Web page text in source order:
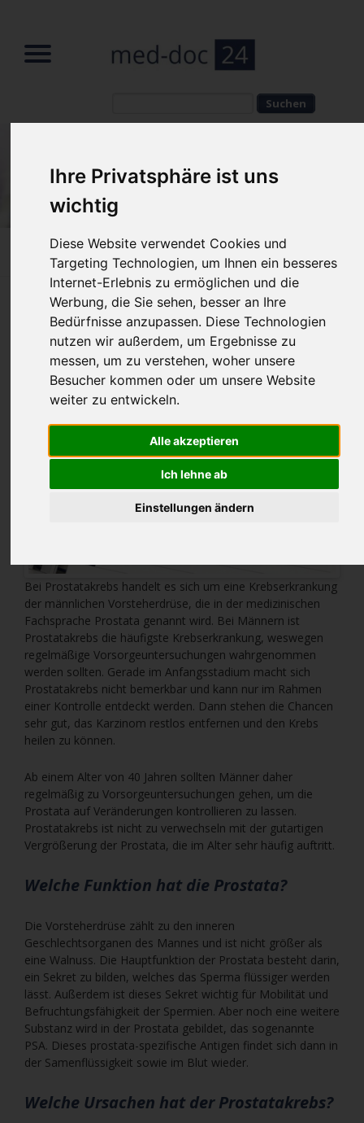
Ihre Privatsphäre ist uns
wichtig
Diese Website verwendet Cookies und
Targeting Technologien, um Ihnen ein besseres
Internet-Erlebnis zu ermöglichen und die
Werbung, die Sie sehen, besser an Ihre
Bedürfnisse anzupassen. Diese Technologien
nutzen wir außerdem, um Ergebnisse zu
messen, um zu verstehen, woher unsere
Besucher kommen oder um unsere Website
weiter zu entwickeln.
Alle akzeptieren
Ich lehne ab
Einstellungen ändern
Fachbereiche » Urologe Prostatakrebs
Prostatakrebs - Symptome &
Behandlung einer Erkrankung
Bei Prostatakrebs handelt es sich um eine Krebserkrankung
der männlichen Vorsteherdrüse, die in der medizinischen
Fachsprache Prostata genannt wird. Bei Männern ist
Prostatakrebs die häufigste Krebserkrankung, weswegen
regelmäßige Vorsorgeuntersuchungen wahrgenommen
werden sollten. Gerade im Anfangsstadium macht sich
Prostatakrebs nicht bemerkbar und kann nur im Rahmen
einer Kontrolle entdeckt werden. Dann stehen die Chancen
sehr gut, das Karzinom restlos entfernen und den Krebs
heilen zu können.
Ab einem Alter von 40 Jahren sollten Männer daher
regelmäßig zu Vorsorgeuntersuchungen gehen, um die
Prostata auf Veränderungen kontrollieren zu lassen.
Prostatakrebs ist nicht zu verwechseln mit der gutartigen
Vergrößerung der Prostata, die im Alter sehr häufig auftritt.
Welche Funktion hat die Prostata?
Die Vorsteherdrüse zählt zu den inneren
Geschlechtsorganen des Mannes und ist nicht größer als
eine Walnuss. Die Hauptfunktion der Prostata besteht darin,
ein Sekret zu bilden, welches das Sperma flüssiger werden
lässt. Außerdem ist dieses Sekret wichtig für Mobilität und
Befruchtungsfähigkeit der Spermien. Aber noch eine weitere
Substanz wird in der Prostata gebildet, das sogenannte
PSA. Dieses prostata-spezifische Antigen findet sich dann in
der Samenflüssigkeit sowie im Blut wieder.
Welche Ursachen hat der Prostatakrebs?